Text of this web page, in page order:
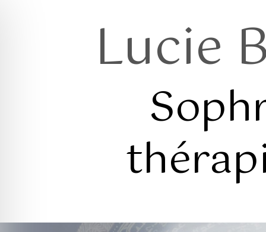
Lucie